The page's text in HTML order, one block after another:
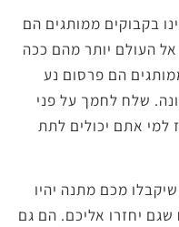
בקבוקים ממותגים הם
העולם יותר מהם ככה
הם פרסום נע
שלח לחמך על פני
למי אתם יכולים לתת
מכם מתנה יהיו
יחזרו אליכם. הם גם